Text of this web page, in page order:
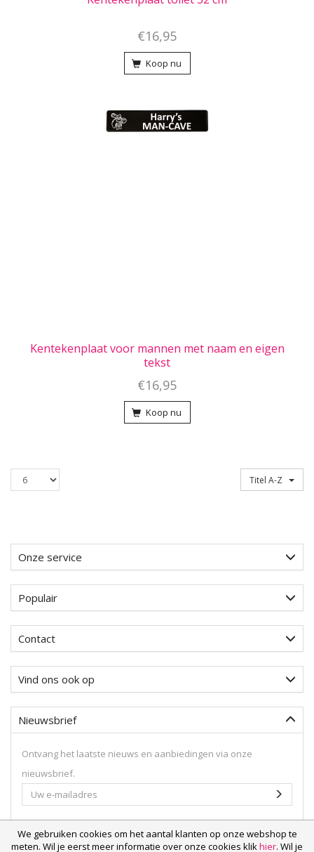
€16,95
Koop nu
Kentekenplaat voor mannen met naam en eigen
tekst
€16,95
Koop nu
per
Sorteren op
Onze service
Populair
Contact
Vind ons ook op
Nieuwsbrief
Ontvang het laatste nieuws en aanbiedingen via onze
nieuwsbrief.
Uw
mailadres
We gebruiken cookies om het aantal klanten op onze webshop te
meten. Wil je eerst meer informatie over onze cookies klikhier. Wil je